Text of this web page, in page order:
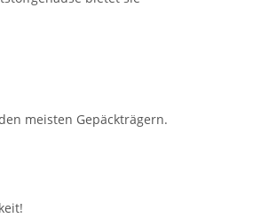
meisten Gepäckträgern.